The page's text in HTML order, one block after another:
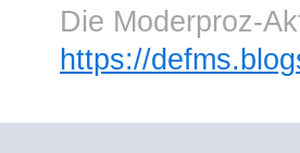
Die Moderproz-
https://